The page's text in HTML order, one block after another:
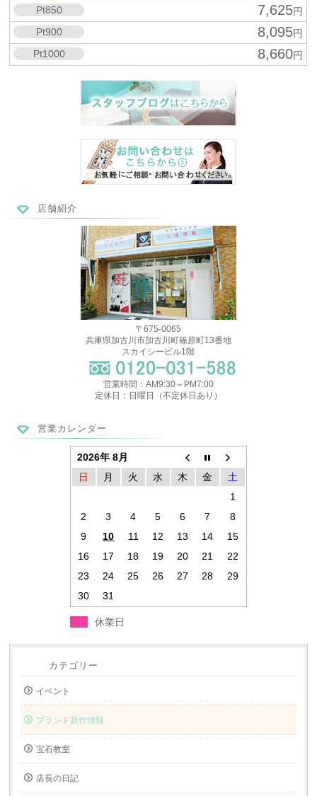
Pt850
7,625円
Pt900
8,095円
Pt1000
8,660円
店舗紹介
〒675-0065
兵庫県加古川市加古川町篠原町13番地
スカイシービル1階
営業時間：AM9:30～PM7:00
定休日：日曜日（不定休日あり）
営業カレンダー
2026年 8月
日
月 火 水 木 金
土
1
2
3 4 5 6 7
8
9
10 11 12 13 14
15
16
17 18 19 20 21
22
23
24 25 26 27 28
29
30
31
休業日
カテゴリー
イベント
ブランド新作情報
宝石教室
店長の日記